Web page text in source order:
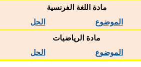
مادة اللغة الفرنسية
الموضوع
الحل
مادة الرياضيات
الموضوع
الحل